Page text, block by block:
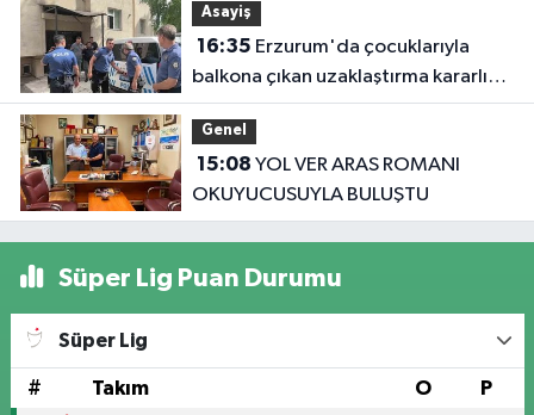
Asayiş
16:35
balkona çıkan uzaklaştırma kararlı
koca ikna edildi
Genel
15:08
OKUYUCUSUYLA BULUŞTU
Süper Lig Puan Durumu
Süper Lig
# Takım O P